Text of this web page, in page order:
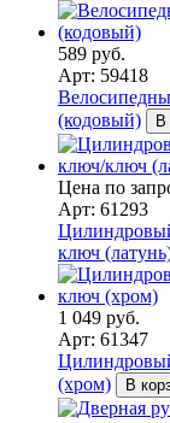
589 руб.
Арт: 59418
(кодовый)
В
Цена по
Арт: 61293
ключ
1 049 руб.
Арт: 61347
(хром)
В